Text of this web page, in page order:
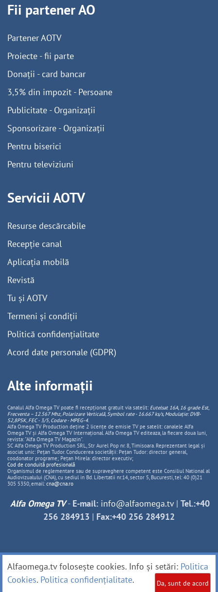
Fii partener AO
Partener AOTV
Proiecte - fii parte
Donații - card bancar
3,5% din impozit - Persoane
Publicitate - Organizații
Sponsorizare - Organizații
Pentru biserici
Pentru televiziuni
Servicii AOTV
Resurse descărcabile
Recepție canal
Aplicația mobilă
Revistă
Tu și AOTV
Termeni și condiții
Politică confidențialitate
Acord date personale (GDPR)
Alte informații
Canalul Alfa Omega TV poate fi recepționat gratuit via satelit: Eutelsat 16A, 16 grade Est,
Frecventa – 12.567 Mhz, PolarizareVerticală, Symbol rate - 16.667 ks/s, Modulație: DVB-
S2,8PSK, FEC - 3/5, Codare - MPEG-4.
Alfa Omega TV Production deține 2 licențe de emisie TV pe satelit: canalele Alfa
Omega TV și Alfa Omega TV Internațional. Alfa Omega TV editeaza, la fiecare doua luni,
revista: "Alfa Omega TV Magazin".
SC Alfa Omega TV Production SRL, Str Aurel Pop nr. 8, Timisoara. Reprezentant legal și
asociat unic: Pețan Tudor. Conducerea societății: Pețan Tudor: director general,
coodonator programe; Pețan Mirela: director executiv;
Cod de conduită profesională
Organismul de reglementare sau de supraveghere competent este Consiliul National al
Audiovizualului (CNA), cu sediul in Bd. Libertatii nr.14, sector 5, Bucuresti, tel: 40 (0)21
305 5350, email: cna@cna.ro
Alfa Omega TV- E-mail: info@alfaomega.tv| Tel.:+40
256 284913 | Fax:+40 256 284912
Alfaomega.tv folosește cookies. Info și setări: Politica
Cookies. Politica confidențialitate. Da, sunt de acord